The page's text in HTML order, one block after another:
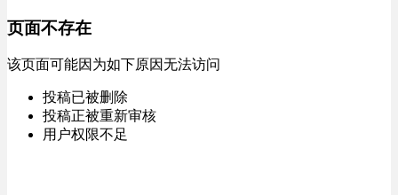
页面不存在
该页面可能因为如下原因无法访问
投稿已被删除
投稿正被重新审核
用户权限不足